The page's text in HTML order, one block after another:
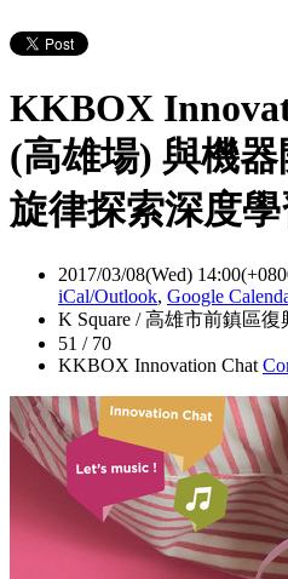
KKBOX
(高雄場) 與機
旋律探索深度學
2017/03/08(Wed)
iCal/Outlook, Google
K Square / 高雄市前鎮區
51 / 70
KKBOX Innovation Chat